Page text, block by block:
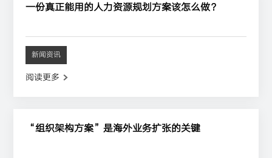
一份真正能用的人力资源规划方案该怎么做？
新闻资讯
阅读更多
“组织架构方案”是海外业务扩张的关键